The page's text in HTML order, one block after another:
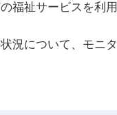
の福祉サービスを利
況について、モニ